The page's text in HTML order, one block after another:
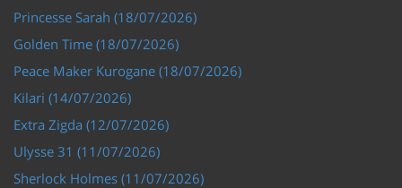
Princesse Sarah (18/07/2026)
Golden Time (18/07/2026)
Peace Maker Kurogane (18/07/2026)
Kilari (14/07/2026)
Extra Zigda (12/07/2026)
Ulysse 31 (11/07/2026)
Sherlock Holmes (11/07/2026)